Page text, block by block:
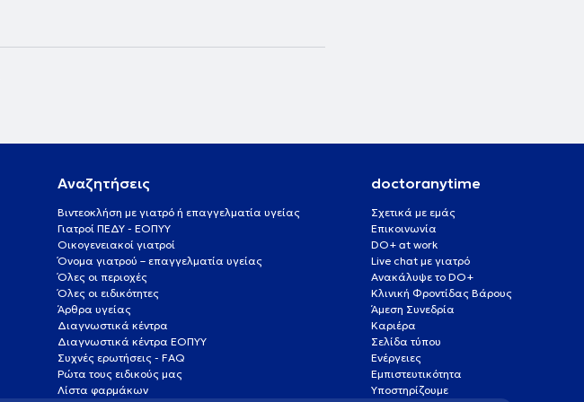
Αναζητήσεις
Βιντεοκλήση με γιατρό ή επαγγελματία υγείας
Γιατροί ΠΕΔΥ - ΕΟΠΥΥ
Οικογενειακοί γιατροί
Όνομα γιατρού – επαγγελματία υγείας
Όλες οι περιοχές
Όλες οι ειδικότητες
Άρθρα υγείας
Διαγνωστικά κέντρα
Διαγνωστικά κέντρα ΕΟΠΥΥ
Συχνές ερωτήσεις - FAQ
Ρώτα τους ειδικούς μας
Λίστα φαρμάκων
doctoranytime
Σχετικά με εμάς
Επικοινωνία
DO+ at work
Live chat με γιατρό
Ανακάλυψε το DO+
Κλινική Φροντίδας Βάρους
Άμεση Συνεδρία
Καριέρα
Σελίδα τύπου
Ενέργειες
Εμπιστευτικότητα
Υποστηρίζουμε